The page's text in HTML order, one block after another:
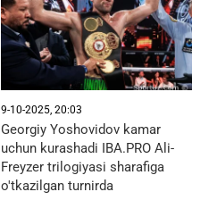
9-10-2025, 20:03
Georgiy Yoshovidov kamar
uchun kurashadi IBA.PRO Ali-
Freyzer trilogiyasi sharafiga
o'tkazilgan turnirda